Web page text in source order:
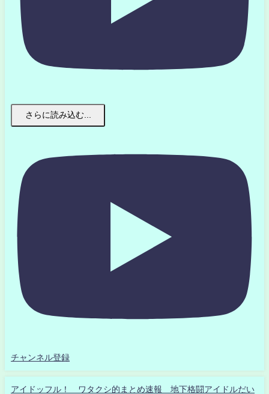
さらに読み込む...
チャンネル登録
アイドッフル！ ワタクシ的まとめ速報 地下格闘アイドルだい